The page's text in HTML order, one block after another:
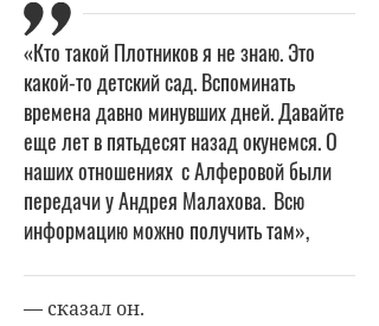
«Кто такой Плотников я не знаю. Это
какой-то детский сад. Вспоминать
времена давно минувших дней. Давайте
еще лет в пятьдесят назад окунемся. О
наших отношениях с Алферовой были
передачи у Андрея Малахова. Всю
информацию можно получить там»,
— сказал он.